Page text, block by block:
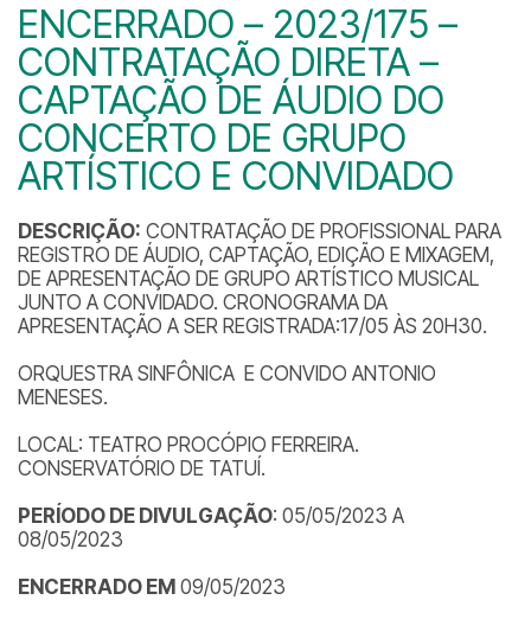
ENCERRADO – 2023/175 –
CONTRATAÇÃO DIRETA –
CAPTAÇÃO DE ÁUDIO DO
CONCERTO DE GRUPO
ARTÍSTICO E CONVIDADO
DESCRIÇÃO: CONTRATAÇÃO DE PROFISSIONAL PARA
REGISTRO DE ÁUDIO, CAPTAÇÃO, EDIÇÃO E MIXAGEM,
DE APRESENTAÇÃO DE GRUPO ARTÍSTICO MUSICAL
JUNTO A CONVIDADO. CRONOGRAMA DA
APRESENTAÇÃO A SER REGISTRADA:17/05 ÀS 20H30.
ORQUESTRA SINFÔNICA E CONVIDO ANTONIO
MENESES.
LOCAL: TEATRO PROCÓPIO FERREIRA.
CONSERVATÓRIO DE TATUÍ.
PERÍODO DE DIVULGAÇÃO: 05/05/2023 A
08/05/2023
ENCERRADO EM 09/05/2023